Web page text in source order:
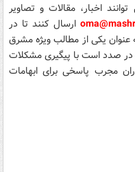
اخبار، مقالات و تصاویر
ارسال کنند تا در
یکی از مطالب ویژه مشرق
صدد است با پیگیری مشکلات
مجرب پاسخی برای ابهامات